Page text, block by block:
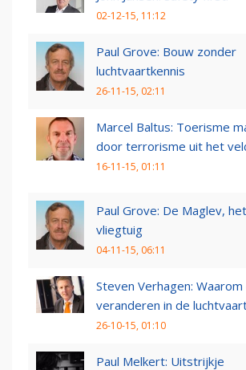
02-12-15, 11:12
Paul Grove: Bouw zonder
luchtvaartkennis
26-11-15, 02:11
Marcel Baltus: Toerisme
door terrorisme uit het
16-11-15, 01:11
Paul Grove: De Maglev,
vliegtuig
04-11-15, 06:11
Steven Verhagen:
veranderen in de
26-10-15, 01:10
Paul Melkert: Uitstrijkje